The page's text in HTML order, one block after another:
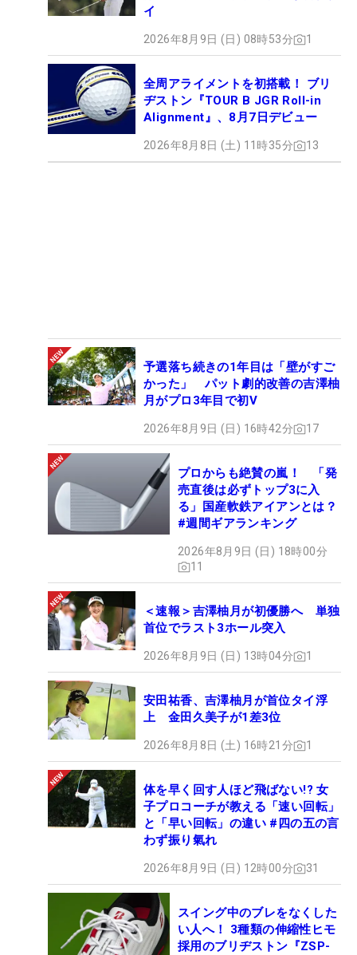
イ
2026年8月9日 (日) 08時53分 1
全周アライメントを初搭載！ ブリ
ヂストン『TOUR B JGR Roll-in
Alignment』、8月7日デビュー
2026年8月8日 (土) 11時35分 13
予選落ち続きの1年目は「壁がすご
かった」 パット劇的改善の吉澤柚
月がプロ3年目で初V
2026年8月9日 (日) 16時42分 17
プロからも絶賛の嵐！ 「発
売直後は必ずトップ3に入
る」国産軟鉄アイアンとは？
#週間ギアランキング
2026年8月9日 (日) 18時00分
11
＜速報＞吉澤柚月が初優勝へ 単独
首位でラスト3ホール突入
2026年8月9日 (日) 13時04分 1
安田祐香、吉澤柚月が首位タイ浮
上 金田久美子が1差3位
2026年8月8日 (土) 16時21分 1
体を早く回す人ほど飛ばない!? 女
子プロコーチが教える「速い回転」
と「早い回転」の違い #四の五の言
わず振り氣れ
2026年8月9日 (日) 12時00分 31
スイング中のブレをなくした
い人へ！ 3種類の伸縮性ヒモ
採用のブリヂストン『ZSP-